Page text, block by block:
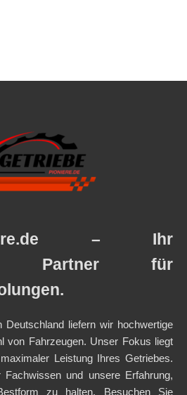
– Ihr
Partner für
Deutschland liefern wir hochwertige
von Fahrzeugen. Unser Fokus liegt
Leistung Ihres Getriebes.
und unsere Erfahrung,
zu halten. Besuchen Sie